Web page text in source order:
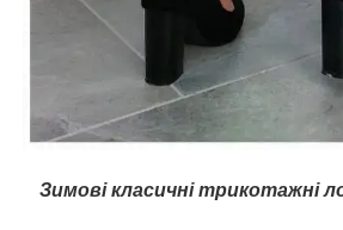
Зимові класичні трикотажні